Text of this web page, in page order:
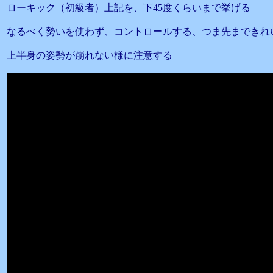
ローキック（初級者）上記を、下45度くらいまで挙げる
なるべく勢いを使わず、コントロールする、つま先まできれ
上半身の姿勢が崩れない様に注意する